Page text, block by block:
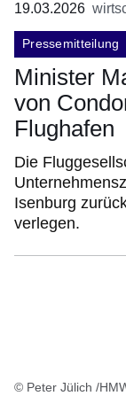
19.03.2026
Pressemitteilung
Minister
von
Flughafen
Die
Isenburg
verlegen.
© Peter Jülich /